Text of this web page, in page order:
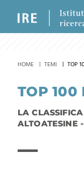
HOME TEMI TOP
TOP 100
LA
ALTOATESINE